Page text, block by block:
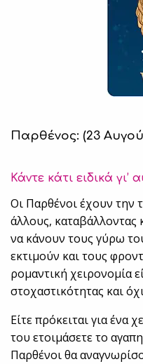
Παρθένος: (23
Κάντε κάτι ειδικά γι’
Οι Παρθένοι έχουν την
άλλους, καταβάλλοντας
να κάνουν τους γύρω
εκτιμούν και τους
ρομαντική χειρονομία
στοχαστικότητας και
Είτε πρόκειται για ένα
του ετοιμάσετε το
Παρθένοι θα